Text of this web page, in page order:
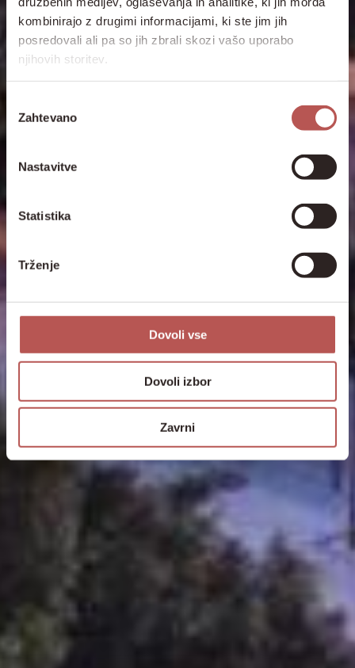
kombinirajo z drugimi informacijami, ki ste jim jih
posredovali ali pa so jih zbrali skozi vašo uporabo
njihovih storitev.
soglasja
Zahtevano
Nastavitve
Statistika
Trženje
Dovoli vse
Dovoli izbor
Zavrni